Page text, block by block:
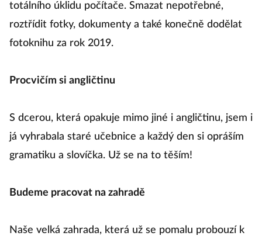
totálního úklidu počítače. Smazat nepotřebné,
roztřídit fotky, dokumenty a také konečně dodělat
fotoknihu za rok 2019.
Procvičím si angličtinu
S dcerou, která opakuje mimo jiné i angličtinu, jsem i
já vyhrabala staré učebnice a každý den si opráším
gramatiku a slovíčka. Už se na to těším!
Budeme pracovat na zahradě
Naše velká zahrada, která už se pomalu probouzí k